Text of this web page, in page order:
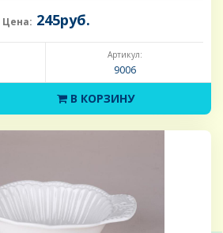
Цена: 245руб.
Артикул:
9006
В КОРЗИНУ